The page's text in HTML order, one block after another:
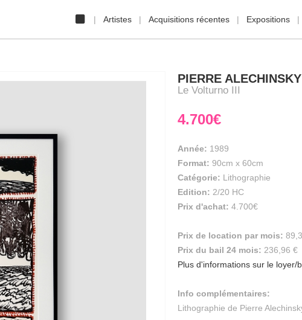
Artistes Acquisitions récentes Expositions
PIERRE ALECHINSKY
Le Volturno III
4.700€
Année: 1989
Format: 90cm x 60cm
Catégorie: Lithographie
Edition: 2/20 HC
Prix d'achat: 4.700€
Prix de location par mois:
Prix du bail 24 mois: 236,96 €
Plus d'informations sur le loyer/
Info complémentaires:
Lithographie de Pierre